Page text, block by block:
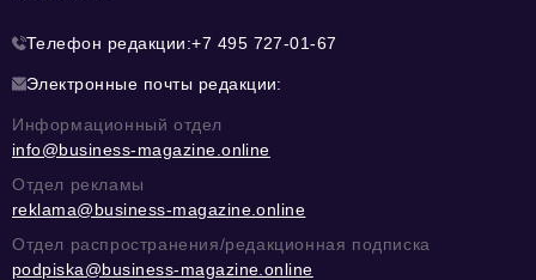
Телефон редакции:+7 495 727-01-67
Электронные почты редакции:
Информационный отдел
info@business-magazine.online
Отдел рекламы
reklama@business-magazine.online
Отдел распространения/редакционная подписка
podpiska@business-magazine.online